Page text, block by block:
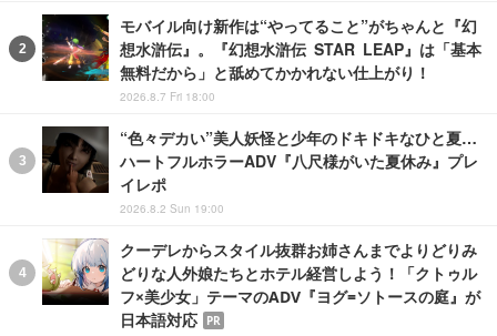
モバイル向け新作は“やってること”がちゃんと『幻
想水滸伝』。『幻想水滸伝 STAR LEAP』は「基本
無料だから」と舐めてかかれない仕上がり！
2026.8.7 Fri 18:00
“色々デカい”美人妖怪と少年のドキドキなひと夏…
ハートフルホラーADV『八尺様がいた夏休み』プレ
イレポ
2026.8.2 Sun 19:00
クーデレからスタイル抜群お姉さんまでよりどりみ
どりな人外娘たちとホテル経営しよう！「クトゥル
フ×美少女」テーマのADV『ヨグ=ソトースの庭』が
日本語対応
PR